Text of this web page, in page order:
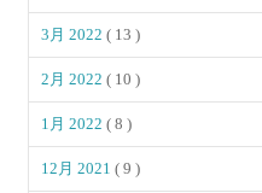
3月 2022( 13 )
2月 2022( 10 )
1月 2022( 8 )
12月 2021( 9 )